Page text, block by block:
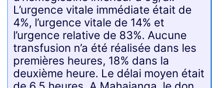
L’urgence vitale immédiate était de
4%, l’urgence vitale de 14% et
l’urgence relative de 83%. Aucune
transfusion n’a été réalisée dans les
premières heures, 18% dans la
deuxième heure. Le délai moyen était